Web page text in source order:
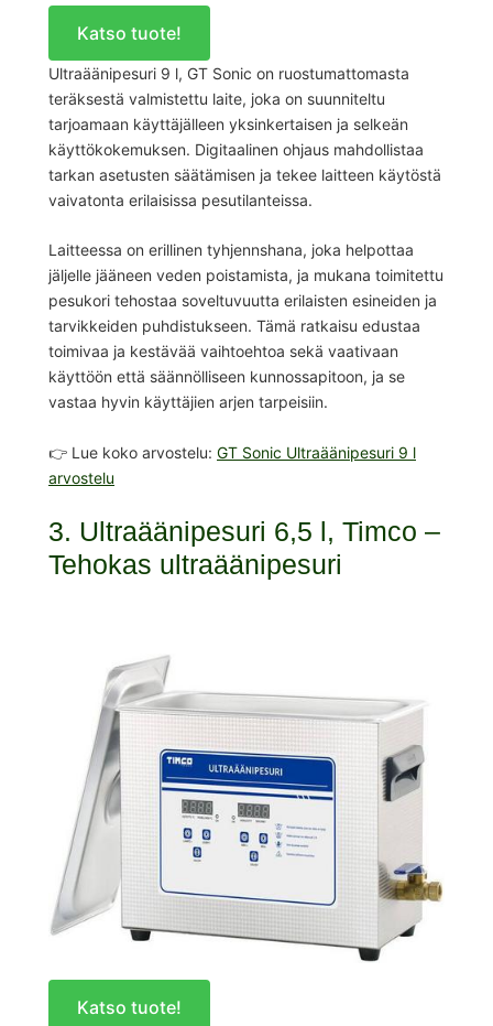
Katso tuote!
Ultraäänipesuri 9 l, GT Sonic on ruostumattomasta
teräksestä valmistettu laite, joka on suunniteltu
tarjoamaan käyttäjälleen yksinkertaisen ja selkeän
käyttökokemuksen. Digitaalinen ohjaus mahdollistaa
tarkan asetusten säätämisen ja tekee laitteen käytöstä
vaivatonta erilaisissa pesutilanteissa.
Laitteessa on erillinen tyhjennshana, joka helpottaa
jäljelle jääneen veden poistamista, ja mukana toimitettu
pesukori tehostaa soveltuvuutta erilaisten esineiden ja
tarvikkeiden puhdistukseen. Tämä ratkaisu edustaa
toimivaa ja kestävää vaihtoehtoa sekä vaativaan
käyttöön että säännölliseen kunnossapitoon, ja se
vastaa hyvin käyttäjien arjen tarpeisiin.
👉 Lue koko arvostelu: GT Sonic Ultraäänipesuri 9 l
arvostelu
3. Ultraäänipesuri 6,5 l, Timco –
Tehokas ultraäänipesuri
Katso tuote!